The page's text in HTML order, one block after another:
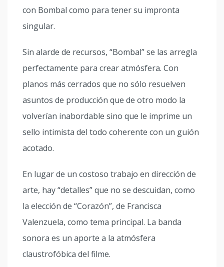
con Bombal como para tener su impronta
singular.
Sin alarde de recursos, “Bombal” se las arregla
perfectamente para crear atmósfera. Con
planos más cerrados que no sólo resuelven
asuntos de producción que de otro modo la
volverían inabordable sino que le imprime un
sello intimista del todo coherente con un guión
acotado.
En lugar de un costoso trabajo en dirección de
arte, hay “detalles” que no se descuidan, como
la elección de “Corazón”, de Francisca
Valenzuela, como tema principal. La banda
sonora es un aporte a la atmósfera
claustrofóbica del filme.